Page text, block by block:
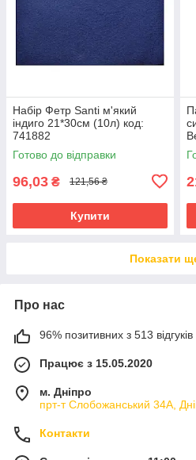
Набір Фетр Santi м'який
індиго 21*30см (10л) код:
741882
Готово до відправки
96,03 ₴ 121,56 ₴
Купити
Показати
Про нас
96% позитивних з 513 відгуків
Працює з 15.05.2020
м. Дніпро
прт-т Слобожанський 34А,
Контакти